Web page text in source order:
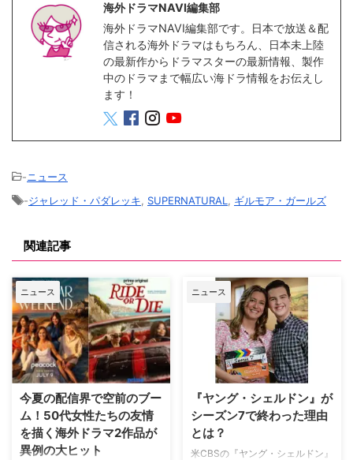
海外ドラマNAVI編集部
海外ドラマNAVI編集部です。日本で放送＆配
信される海外ドラマはもちろん、日本未上陸
の最新作からドラマスターの最新情報、製作
中のドラマまで幅広い海ドラ情報をお伝えし
ます！
-ニュース
-ジャレッド・パダレッキ, SUPERNATURAL, ギルモア・ガールズ
関連記事
ニュース
今夏の配信界で空前のブー
ム！50代女性たちの友情
を描く海外ドラマ2作品が
異例の大ヒット
ニュース
『ヤング・シェルドン』が
シーズン7で終わった理由
とは？
米CBSの『ヤング・シェルドン』